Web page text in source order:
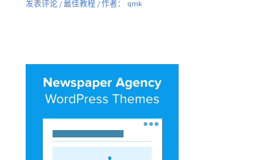
发表评论 /最佳教程 / 作者： qmk